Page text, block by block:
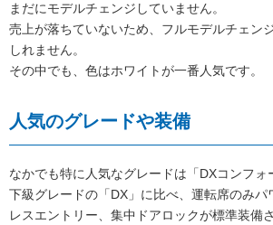
まだにモデルチェンジしていません。
売上が落ちていないため、フルモデルチェン
しれません。
その中でも、色はホワイトが一番人気です。
人気のグレードや装備
なかでも特に人気なグレードは「DXコンフォ
下級グレードの「DX」に比べ、運転席のみパ
レスエントリー、集中ドアロックが標準装備